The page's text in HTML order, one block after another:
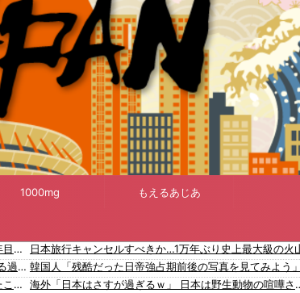
1000mg もえるあじあ
「中国人ってこんなに嫌われているの？」日本生活9年目で明かす本心！
【韓国株】 7月のKOSPI 28.9％下落…通貨危機を超える過去最大の下げ幅
中国、止められないEV製造 売れず在庫山積み「売れたこと」にして補助金を騙し取る事案を思いつきが横行
韓国人「残酷だった日帝強占期前後の写真を見てみよう」
海外「日本はさすが過ぎるｗ